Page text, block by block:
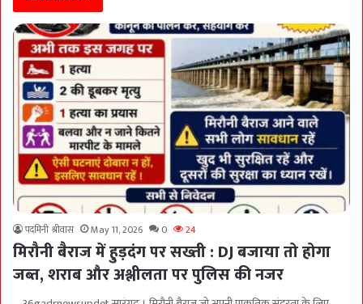
पदमिनी श्रीवास May 11, 2026 0 24
मिरौनी बैराज में हुड़दंग पर सख्ती : DJ बजाया तो होगा
जब्त, शराब और अश्लीलता पर पुलिस की नजर